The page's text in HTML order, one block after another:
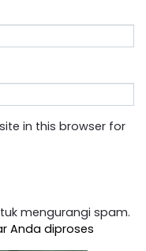
in this browser for
mengurangi spam.
Anda diproses